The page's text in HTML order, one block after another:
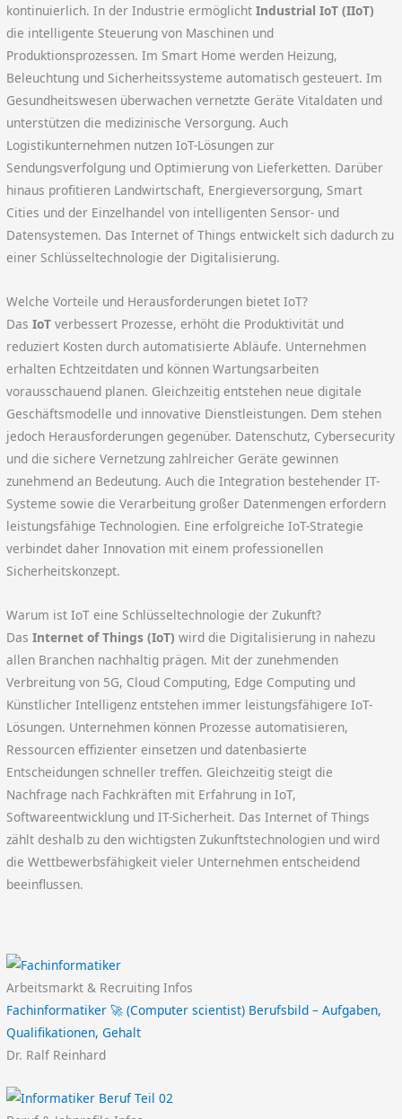
kontinuierlich. In der Industrie ermöglichtIndustrial IoT (IIoT)
die intelligente Steuerung von Maschinen und
Produktionsprozessen. Im Smart Home werden Heizung,
Beleuchtung und Sicherheitssysteme automatisch gesteuert. Im
Gesundheitswesen überwachen vernetzte Geräte Vitaldaten und
unterstützen die medizinische Versorgung. Auch
Logistikunternehmen nutzen IoT-Lösungen zur
Sendungsverfolgung und Optimierung von Lieferketten. Darüber
hinaus profitieren Landwirtschaft, Energieversorgung, Smart
Cities und der Einzelhandel von intelligenten Sensor- und
Datensystemen. Das Internet of Things entwickelt sich dadurch zu
einer Schlüsseltechnologie der Digitalisierung.
Welche Vorteile und Herausforderungen bietet IoT?
DasIoT verbessert Prozesse, erhöht die Produktivität und
reduziert Kosten durch automatisierte Abläufe. Unternehmen
erhalten Echtzeitdaten und können Wartungsarbeiten
vorausschauend planen. Gleichzeitig entstehen neue digitale
Geschäftsmodelle und innovative Dienstleistungen. Dem stehen
jedoch Herausforderungen gegenüber. Datenschutz, Cybersecurity
und die sichere Vernetzung zahlreicher Geräte gewinnen
zunehmend an Bedeutung. Auch die Integration bestehender IT-
Systeme sowie die Verarbeitung großer Datenmengen erfordern
leistungsfähige Technologien. Eine erfolgreiche IoT-Strategie
verbindet daher Innovation mit einem professionellen
Sicherheitskonzept.
Warum ist IoT eine Schlüsseltechnologie der Zukunft?
DasInternet of Things (IoT) wird die Digitalisierung in nahezu
allen Branchen nachhaltig prägen. Mit der zunehmenden
Verbreitung von 5G, Cloud Computing, Edge Computing und
Künstlicher Intelligenz entstehen immer leistungsfähigere IoT-
Lösungen. Unternehmen können Prozesse automatisieren,
Ressourcen effizienter einsetzen und datenbasierte
Entscheidungen schneller treffen. Gleichzeitig steigt die
Nachfrage nach Fachkräften mit Erfahrung in IoT,
Softwareentwicklung und IT-Sicherheit. Das Internet of Things
zählt deshalb zu den wichtigsten Zukunftstechnologien und wird
die Wettbewerbsfähigkeit vieler Unternehmen entscheidend
beeinflussen.
Arbeitsmarkt & Recruiting Infos
Fachinformatiker 🚀 (Computer scientist) Berufsbild – Aufgaben,
Qualifikationen, Gehalt
Dr. Ralf Reinhard